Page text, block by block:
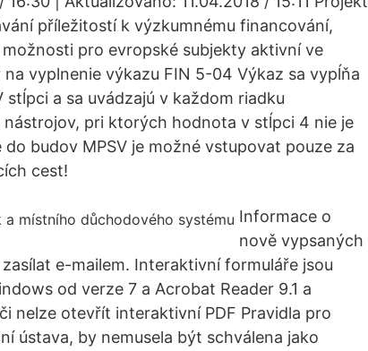
příležitostí k výzkumnému financování,
pro evropské subjekty aktivní ve
vyplnenie výkazu FIN 5-04 Výkaz sa vypĺňa
a sa uvádzajú v každom riadku
pri ktorých hodnota v stĺpci 4 nie je
budov MPSV je možné vstupovat pouze za
cest!
Informace o
nově vypsaných
e-mailem. Interaktivní formuláře jsou
od verze 7 a Acrobat Reader 9.1 a
nelze otevřít interaktivní PDF Pravidla pro
ústava, by nemusela být schválena jako